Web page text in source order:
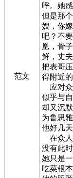
范文
呼。她
但是那
嫂，你
吧？不
凰，骨
鲜，丈
把表哥
得附近
应对众
似乎与
却又沉
为鲁思
他好几
在众人
没有此
她只是
吃菜根